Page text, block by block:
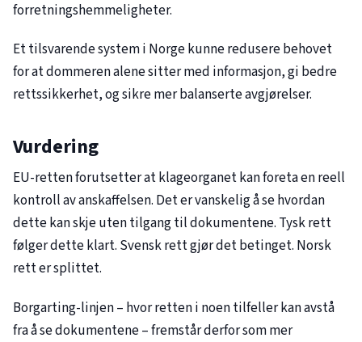
forretningshemmeligheter.
Et tilsvarende system i Norge kunne redusere behovet
for at dommeren alene sitter med informasjon, gi bedre
rettssikkerhet, og sikre mer balanserte avgjørelser.
Vurdering
EU-retten forutsetter at klageorganet kan foreta en reell
kontroll av anskaffelsen. Det er vanskelig å se hvordan
dette kan skje uten tilgang til dokumentene. Tysk rett
følger dette klart. Svensk rett gjør det betinget. Norsk
rett er splittet.
Borgarting-linjen – hvor retten i noen tilfeller kan avstå
fra å se dokumentene – fremstår derfor som mer